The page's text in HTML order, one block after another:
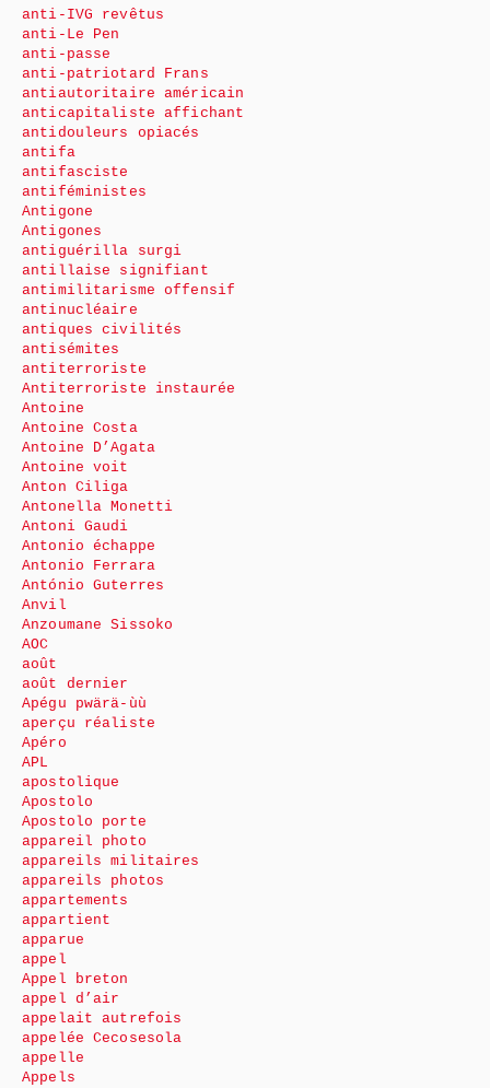
anti-IVG revêtus
anti-Le Pen
anti-passe
anti-patriotard Frans
antiautoritaire américain
anticapitaliste affichant
antidouleurs opiacés
antifa
antifasciste
antiféministes
Antigone
Antigones
antiguérilla surgi
antillaise signifiant
antimilitarisme offensif
antinucléaire
antiques civilités
antisémites
antiterroriste
Antiterroriste instaurée
Antoine
Antoine Costa
Antoine D’Agata
Antoine voit
Anton Ciliga
Antonella Monetti
Antoni Gaudi
Antonio échappe
Antonio Ferrara
António Guterres
Anvil
Anzoumane Sissoko
AOC
août
août dernier
Apégu pwärä-ùù
aperçu réaliste
Apéro
APL
apostolique
Apostolo
Apostolo porte
appareil photo
appareils militaires
appareils photos
appartements
appartient
apparue
appel
Appel breton
appel d’air
appelait autrefois
appelée Cecosesola
appelle
Appels